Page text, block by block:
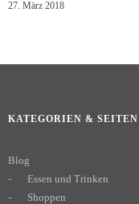
27. März 2018
KATEGORIEN & SEITEN
Blog
Essen und Trinken
Shoppen